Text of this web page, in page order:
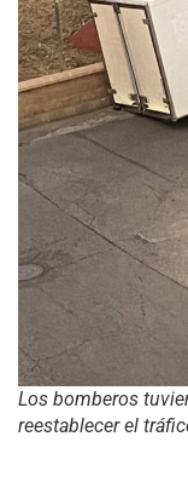
Los bomberos
reestablecer el